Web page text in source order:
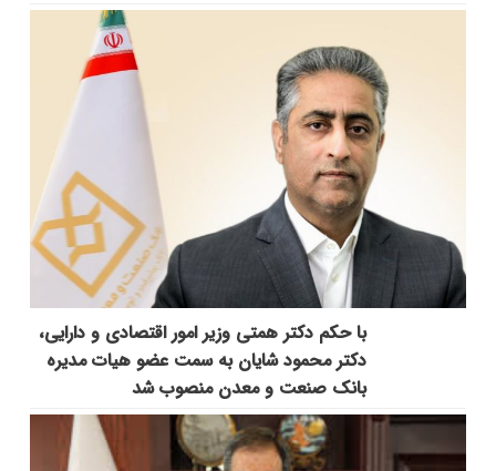
با حکم دکتر همتی وزیر امور اقتصادی و دارایی،
دکتر محمود شایان به سمت عضو هیات مدیره
بانک صنعت و معدن منصوب شد